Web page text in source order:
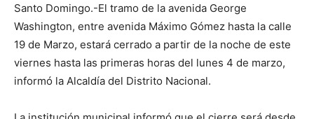
Santo Domingo.-El tramo de la avenida George
Washington, entre avenida Máximo Gómez hasta la calle
19 de Marzo, estará cerrado a partir de la noche de este
viernes hasta las primeras horas del lunes 4 de marzo,
informó la Alcaldía del Distrito Nacional.